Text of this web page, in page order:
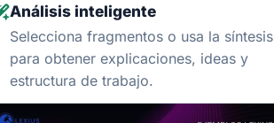
Análisis inteligente
Selecciona fragmentos o usa la síntesis
para obtener explicaciones, ideas y
estructura de trabajo.